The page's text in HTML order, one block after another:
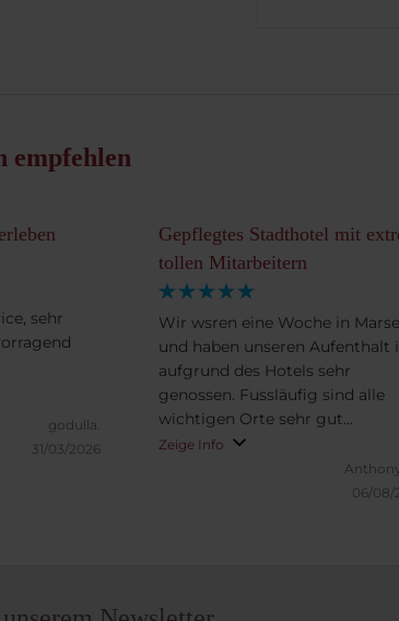
empfehlen
sehr
godulla.
31/03/2026
Gepflegtes Stadthotel mit
tollen Mitarbeitern
Wir wsren eine Woche in
und haben unseren Aufenthalt
aufgrund des Hotels sehr
genossen. Fussläufig sind alle
wichtigen Orte sehr gut
erreichbar, die Metro direkt zum
Stadion ist ca 4 Minuten zu
entfernt, die Tram grad ums
aber es gibt ein paar, die
Zeige Info
06/08/